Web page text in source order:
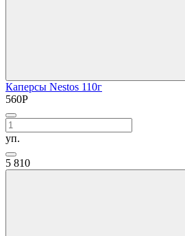
Каперсы Nestos 110г
560Р
уп.
5 810